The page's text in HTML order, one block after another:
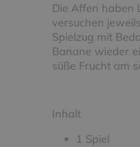
Die Affen haben
versuchen
Spielzug mit
Banane wieder
süße Frucht am
Inhalt
1 Spiel